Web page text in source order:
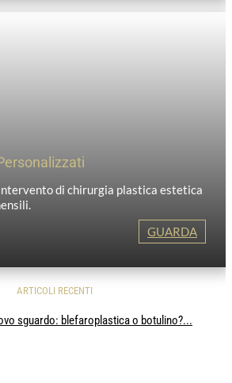
di chirurgia plastica estetica
GUARDA
ARTICOLI RECENTI
sguardo: blefaroplastica o botulino?...